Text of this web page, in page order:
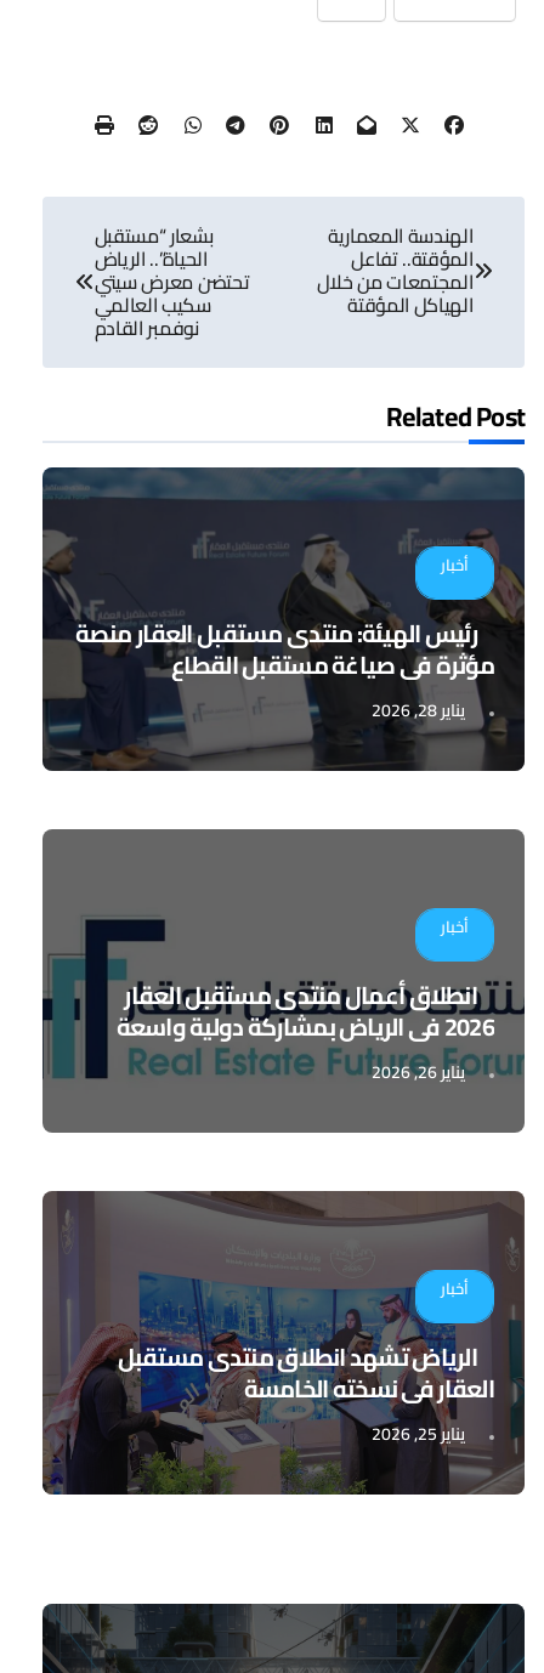
تصفّح
المقالات
الهندسة المعمارية
المؤقتة.. تفاعل
المجتمعات من خلال
الهياكل المؤقتة
بشعار “مستقبل
الحياة”.. الرياض
تحتضن معرض سيتي
سكيب العالمي
نوفمبر القادم
Related Post
أخبار
رئيس الهيئة: منتدى مستقبل العقار منصة
مؤثرة في صياغة مستقبل القطاع
يناير 28, 2026
أخبار
انطلاق أعمال منتدى مستقبل العقار
2026 في الرياض بمشاركة دولية واسعة
يناير 26, 2026
أخبار
الرياض تشهد انطلاق منتدى مستقبل
العقار في نسخته الخامسة
يناير 25, 2026